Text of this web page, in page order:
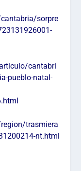
sorpre
cantabri
pueblo-natal-
trasmiera
nt.html